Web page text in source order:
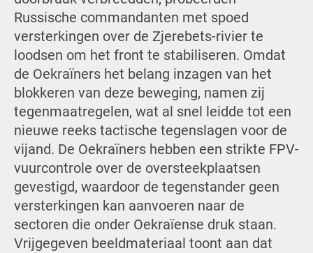
Russische commandanten met spoed
versterkingen over de Zjerebets-rivier te
loodsen om het front te stabiliseren. Omdat
de Oekraïners het belang inzagen van het
blokkeren van deze beweging, namen zij
tegenmaatregelen, wat al snel leidde tot een
nieuwe reeks tactische tegenslagen voor de
vijand. De Oekraïners hebben een strikte FPV-
vuurcontrole over de oversteekplaatsen
gevestigd, waardoor de tegenstander geen
versterkingen kan aanvoeren naar de
sectoren die onder Oekraïense druk staan.
Vrijgegeven beeldmateriaal toont aan dat